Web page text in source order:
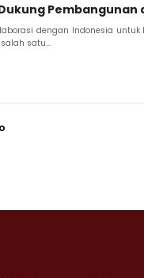
Dukung
dengan Indonesia
satu...